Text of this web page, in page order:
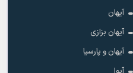
آیهان
آیهان بزازی
آیهان و پارسیا